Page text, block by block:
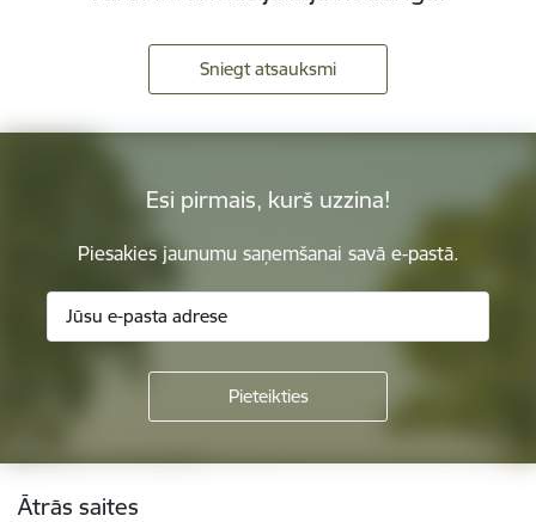
Sniegt atsauksmi
Esi pirmais, kurš uzzina!
Piesakies jaunumu saņemšanai savā e-pastā.
Kājene
Ātrās saites